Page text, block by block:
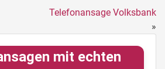
Telefonansage Volksbank
»
mit echten